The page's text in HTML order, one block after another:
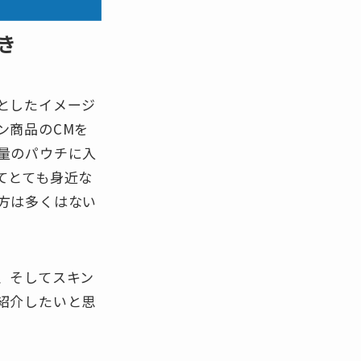
したイメージ
商品のCMを
のパウチに入
とても身近な
は多くはない
そしてスキン
介したいと思